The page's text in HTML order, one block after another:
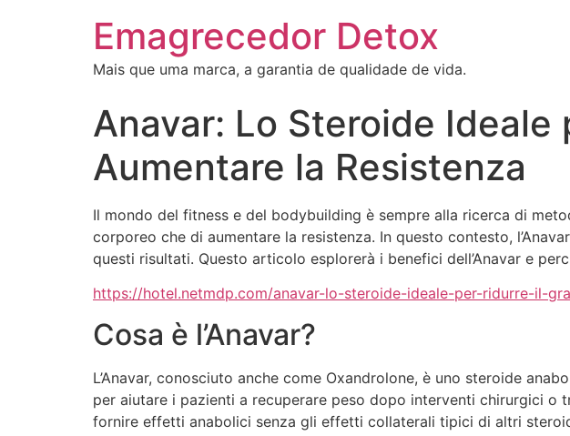
Emagrecedor Detox
Mais que uma marca, a garantia de qualidade de vida.
Anavar: Lo Steroide Ideale
Aumentare la Resistenza
Il mondo del fitness e del bodybuilding è sempre alla ricerca di
corporeo che di aumentare la resistenza. In questo contesto,
questi risultati. Questo articolo esplorerà i benefici dell’Anavar e
https://hotel.netmdp.com/anavar-lo-steroide-ideale-per-ridurre-il-
Cosa è l’Anavar?
L’Anavar, conosciuto anche come Oxandrolone, è uno steroide
per aiutare i pazienti a recuperare peso dopo interventi chirurgici o
fornire effetti anabolici senza gli effetti collaterali tipici di altri